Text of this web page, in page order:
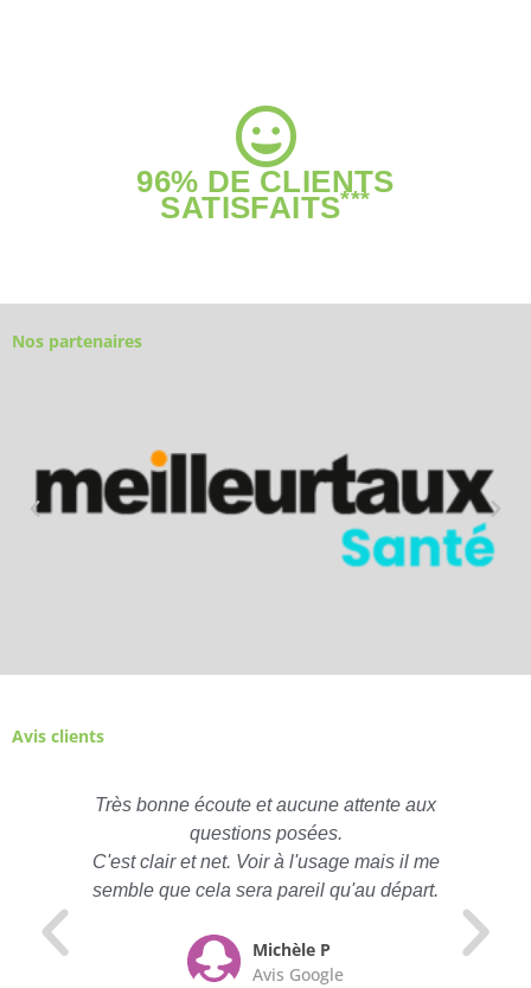
96% DE CLIENTS
SATISFAITS***
Nos partenaires
Avis clients
Très bonne écoute et aucune attente aux
questions posées.
C'est clair et net. Voir à l'usage mais il me
semble que cela sera pareil qu'au départ.
Michèle P
Avis Google